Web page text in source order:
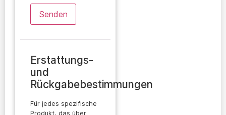
Erstattungs-
und
Rückgabebestimmungen
Für jedes spezifische
Produkt, das über